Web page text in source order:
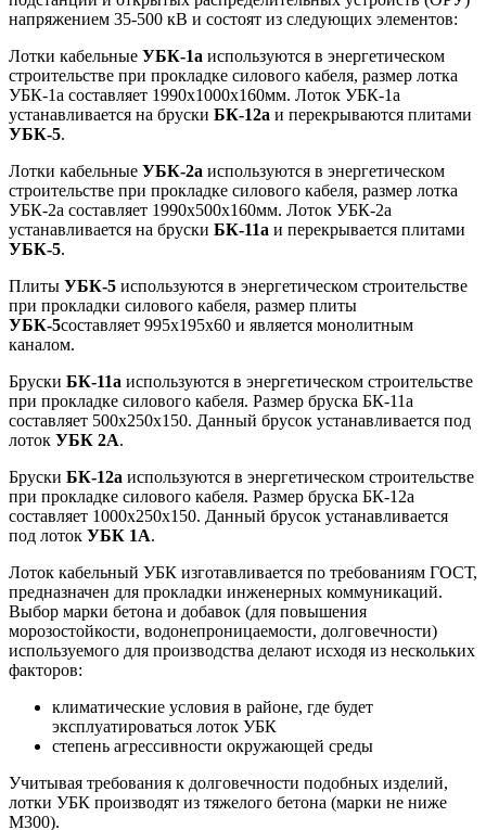
напряжением 35-500 кВ и состоят из следующих элементов:
Лотки кабельные УБК-1а используются в энергетическом
строительстве при прокладке силового кабеля, размер лотка
УБК-1а составляет 1990х1000х160мм. Лоток УБК-1а
устанавливается на бруски БК-12а и перекрываются плитами
УБК-5.
Лотки кабельные УБК-2а используются в энергетическом
строительстве при прокладке силового кабеля, размер лотка
УБК-2а составляет 1990х500х160мм. Лоток УБК-2а
устанавливается на бруски БК-11а и перекрывается плитами
УБК-5.
Плиты УБК-5 используются в энергетическом строительстве
при прокладки силового кабеля, размер плиты
УБК-5составляет 995х195х60 и является монолитным
каналом.
Бруски БК-11а используются в энергетическом строительстве
при прокладке силового кабеля. Размер бруска БК-11а
составляет 500х250х150. Данный брусок устанавливается под
лоток УБК 2А.
Бруски БК-12а используются в энергетическом строительстве
при прокладке силового кабеля. Размер бруска БК-12а
составляет 1000х250х150. Данный брусок устанавливается
под лоток УБК 1А.
Лоток кабельный УБК изготавливается по требованиям ГОСТ,
предназначен для прокладки инженерных коммуникаций.
Выбор марки бетона и добавок (для повышения
морозостойкости, водонепроницаемости, долговечности)
используемого для производства делают исходя из нескольких
факторов:
климатические условия в районе, где будет
эксплуатироваться лоток УБК
степень агрессивности окружающей среды
Учитывая требования к долговечности подобных изделий,
лотки УБК производят из тяжелого бетона (марки не ниже
М300).